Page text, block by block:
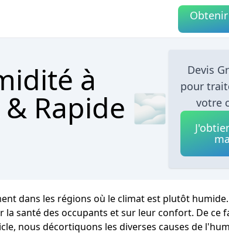
à
& Rapide 🌫
Devis
pour
votre
dans les régions où le climat est plutôt
santé des occupants et sur leur confort. De ce
nous décortiquons les diverses causes de